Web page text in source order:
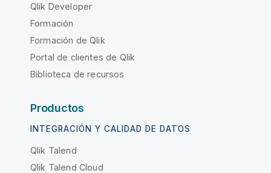
Qlik Developer
Formación
Formación de Qlik
Portal de clientes de Qlik
Biblioteca de recursos
Productos
INTEGRACIÓN Y CALIDAD DE DATOS
Qlik Talend
Qlik Talend Cloud